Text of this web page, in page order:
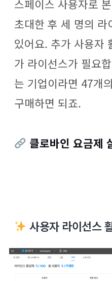
스페이스 사용자로
초대한 후 세 명의
있어요. 추가 사용자
가 라이선스가 필요
는 기업이라면 47개
구매하면 되죠.
클로바인 요금제
사용자 라이선스